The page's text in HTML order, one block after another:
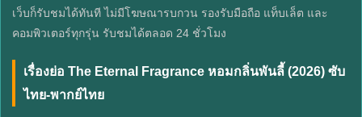
เว็บก็รับชมได้ทันที ไม่มีโฆษณารบกวน รองรับมือถือ แท็บเล็ต และ
คอมพิวเตอร์ทุกรุ่น รับชมได้ตลอด 24 ชั่วโมง
เรื่องย่อ The Eternal Fragrance หอมกลิ่นพันลี้ (2026) ซับ
ไทย-พากย์ไทย